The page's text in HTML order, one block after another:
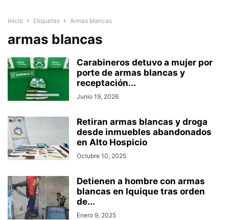
Inicio Etiquetas Armas blancas
armas blancas
Carabineros detuvo a mujer por
porte de armas blancas y
receptación...
Junio 19, 2026
Retiran armas blancas y droga
desde inmuebles abandonados
en Alto Hospicio
Octubre 10, 2025
Detienen a hombre con armas
blancas en Iquique tras orden
de...
Enero 9, 2025